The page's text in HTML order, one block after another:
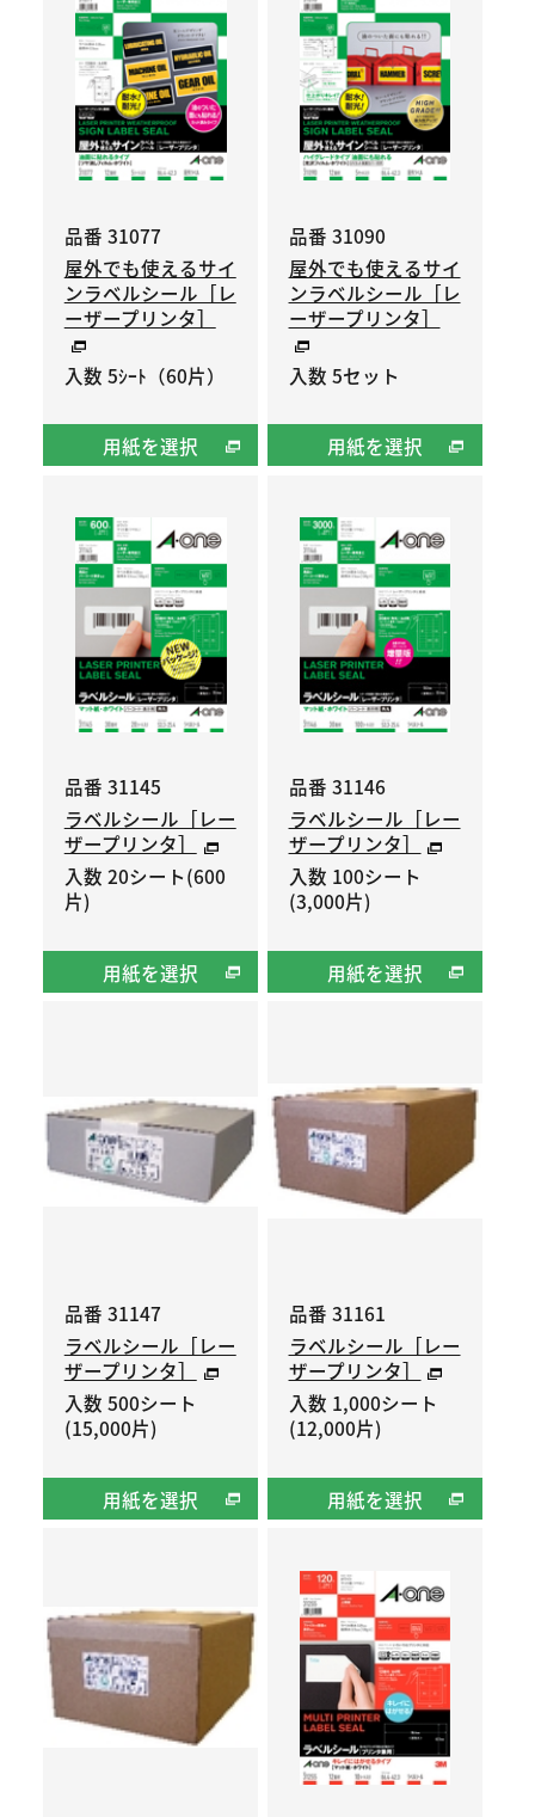
品番 31077
屋外でも使えるサイ
ンラベルシール［レ
ーザープリンタ］
入数 5ｼｰﾄ（60片）
用紙を選択
品番 31090
屋外でも使えるサイ
ンラベルシール［レ
ーザープリンタ］
入数 5セット
用紙を選択
品番 31145
ラベルシール［レー
ザープリンタ］
入数 20シート(600
片)
用紙を選択
品番 31146
ラベルシール［レー
ザープリンタ］
入数 100シート
(3,000片)
用紙を選択
品番 31147
ラベルシール［レー
ザープリンタ］
入数 500シート
(15,000片)
用紙を選択
品番 31161
ラベルシール［レー
ザープリンタ］
入数 1,000シート
(12,000片)
用紙を選択